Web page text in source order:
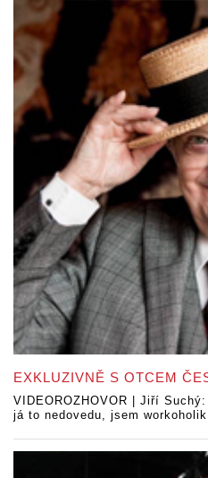
EXKLUZIVNĚ S OTCEM
VIDEOROZHOVOR | Jiří
já to nedovedu, jsem workoholik